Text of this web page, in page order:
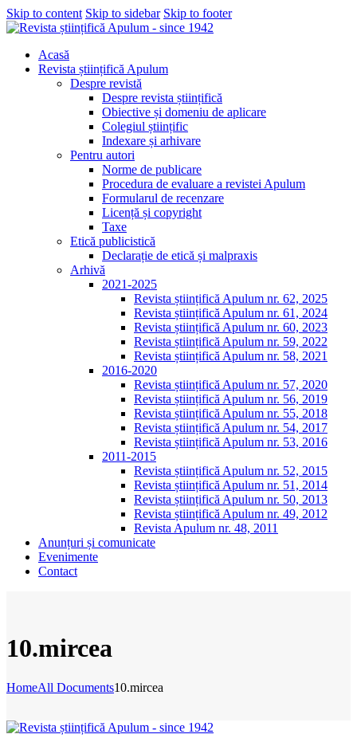
Skip to content Skip to sidebar Skip to footer
Acasă
Revista științifică Apulum
Despre revistă
Despre revista științifică
Obiective și domeniu de aplicare
Colegiul științific
Indexare și arhivare
Pentru autori
Norme de publicare
Procedura de evaluare a revistei Apulum
Formularul de recenzare
Licență și copyright
Taxe
Etică publicistică
Declarație de etică și malpraxis
Arhivă
2021-2025
Revista științifică Apulum nr. 62, 2025
Revista științifică Apulum nr. 61, 2024
Revista științifică Apulum nr. 60, 2023
Revista științifică Apulum nr. 59, 2022
Revista științifică Apulum nr. 58, 2021
2016-2020
Revista științifică Apulum nr. 57, 2020
Revista științifică Apulum nr. 56, 2019
Revista științifică Apulum nr. 55, 2018
Revista științifică Apulum nr. 54, 2017
Revista științifică Apulum nr. 53, 2016
2011-2015
Revista științifică Apulum nr. 52, 2015
Revista științifică Apulum nr. 51, 2014
Revista științifică Apulum nr. 50, 2013
Revista științifică Apulum nr. 49, 2012
Revista Apulum nr. 48, 2011
Anunțuri și comunicate
Evenimente
Contact
10.mircea
HomeAll Documents10.mircea